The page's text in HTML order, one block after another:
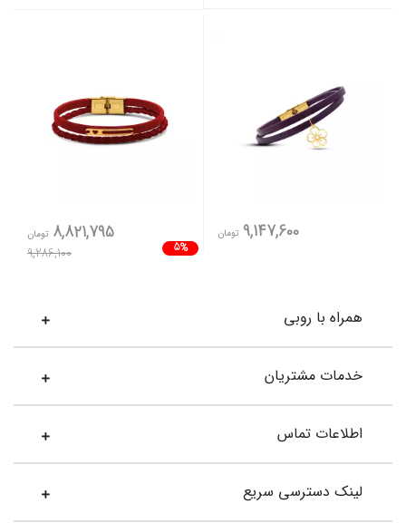
9,147,600 تومان
5%
8,821,795 تومان
9,286,100
همراه با روبی
خدمات مشتریان
اطلاعات تماس
لینک دسترسی سریع